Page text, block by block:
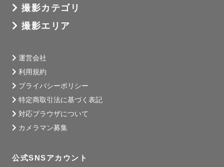
撮影カテゴリ
撮影エリア
運営会社
利用規約
プライバシーポリシー
特定商取引法に基づく表記
対応ブラウザについて
カメラマン募集
公式SNSアカウント